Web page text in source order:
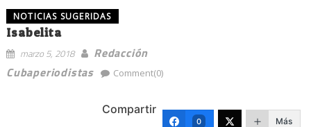
NOTICIAS SUGERIDAS
Isabelita
marzo 5, 2018
Redacción
Cubaperiodistas
Comment(0)
Compartir
0 Más